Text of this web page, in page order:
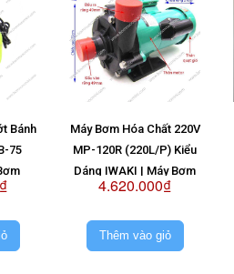
Bánh
75
Máy Bơm Hóa Chất 220V
MP-120R (220L/P) Kiểu
Dáng IWAKI | Máy Bơm
MP120R 220V
4.620.000₫
Thêm vào giỏ